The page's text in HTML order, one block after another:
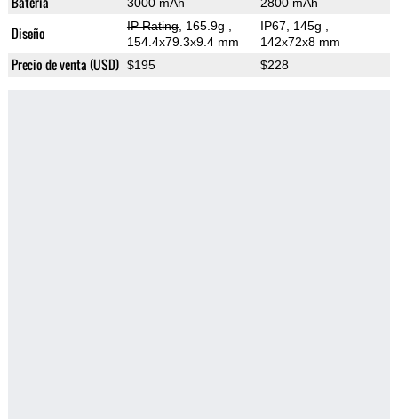
Diseño IP Rating, 165.9g
154.4x79.3x9.4 mm
IP67, 145g
142x72x8 mm
Precio de venta (USD) $195 $228